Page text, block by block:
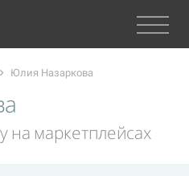
Юлия Назаркова
на маркетплейсах